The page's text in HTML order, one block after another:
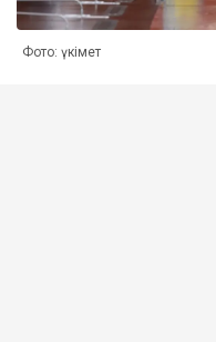
Фото: үкімет